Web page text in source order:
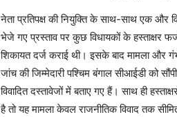
नेता प्रतिपक्ष की नियुक्ति के साथ-साथ एक और
भेजे गए प्रस्ताव पर कुछ विधायकों के हस्ताक्षर
शिकायत दर्ज कराई थी। इसके बाद मामला और
जांच की जिम्मेदारी पश्चिम बंगाल सीआईडी को
विवादित दस्तावेजों में बताए गए हैं। साथ ही
है तो यह मामला केवल राजनीतिक विवाद तक